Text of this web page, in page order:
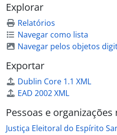
Explorar
Relatórios
Navegar como lista
Navegar pelos objetos
Exportar
Dublin Core 1.1 XML
EAD 2002 XML
Pessoas e
Justiça Eleitoral do Espírito